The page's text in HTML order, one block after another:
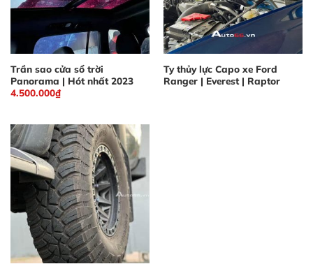
Trần sao cửa sổ trời
Panorama | Hót nhất 2023
4.500.000₫
Ty thủy lực Capo xe Ford
Ranger | Everest | Raptor